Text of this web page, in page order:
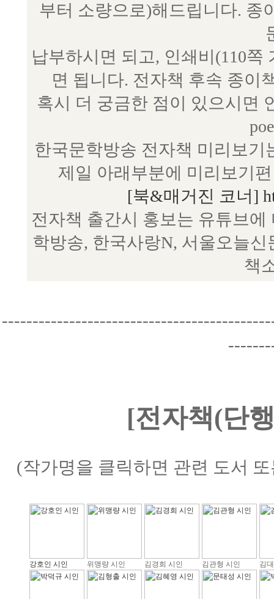
부터 소량으로)해드립니다. 종
납부하시면 되고, 인쇄비(110
면 됩니다. 전자책 후속 종이
혹시 더 궁금한 점이 있으시면
한국문학방송 전자책 미리보
제일 아래부분에 미리보기
[북&매거진 코너]
전자책 출간시 홍보는 유튜브
학방송, 한국사랑N, 서울오늘
책
[전자책(단
(작가명을 클릭하면 관련 도서
강호인 시인 위맹량 시인 김경희 시인 김관형 시인 김